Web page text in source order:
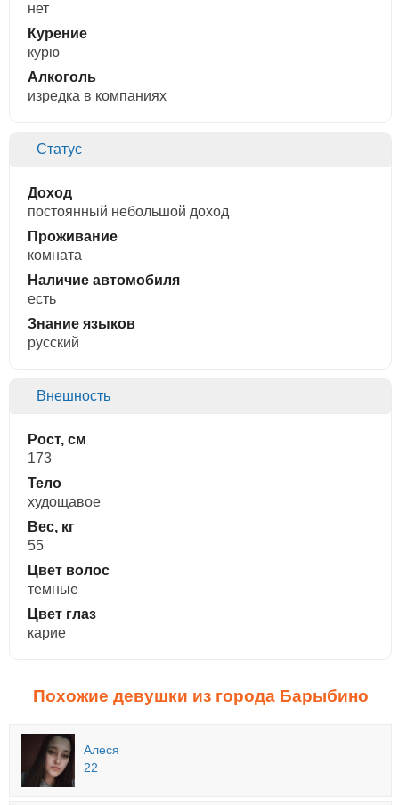
нет
Курение
курю
Алкоголь
изредка в компаниях
Статус
Доход
постоянный небольшой доход
Проживание
комната
Наличие автомобиля
есть
Знание языков
русский
Внешность
Рост, см
173
Тело
худощавое
Вес, кг
55
Цвет волос
темные
Цвет глаз
карие
Похожие девушки из города Барыбино
Алеся
22